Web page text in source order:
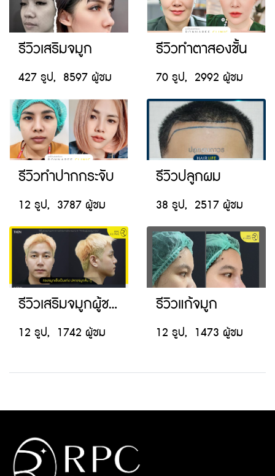
รีวิวเสริมจมูก
427 รูป, 8597 ผู้ชม
รีวิวทำตาสองชั้น
70 รูป, 2992 ผู้ชม
รีวิวทำปากกระจับ
12 รูป, 3787 ผู้ชม
รีวิวปลูกผม
38 รูป, 2517 ผู้ชม
รีวิวเสริมจมูกผู้ชาย
12 รูป, 1742 ผู้ชม
รีวิวแก้จมูก
12 รูป, 1473 ผู้ชม